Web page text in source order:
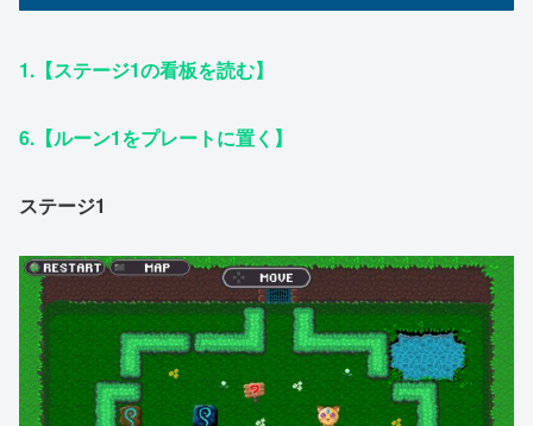
1.【ステージ1の看板を読む】
6.【ルーン1をプレートに置く】
ステージ1